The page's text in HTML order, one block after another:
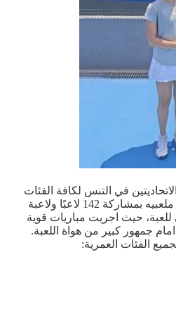
في التنس لكافة الفئات
العمرية اللتين نظمهما على ملعبيه بمشاركة 142 لاعبًا ولاعبة
للعبة، حيث اجريت مباريات قوية
جمهور كبير من هواة اللعبة.
الفئات العمرية: